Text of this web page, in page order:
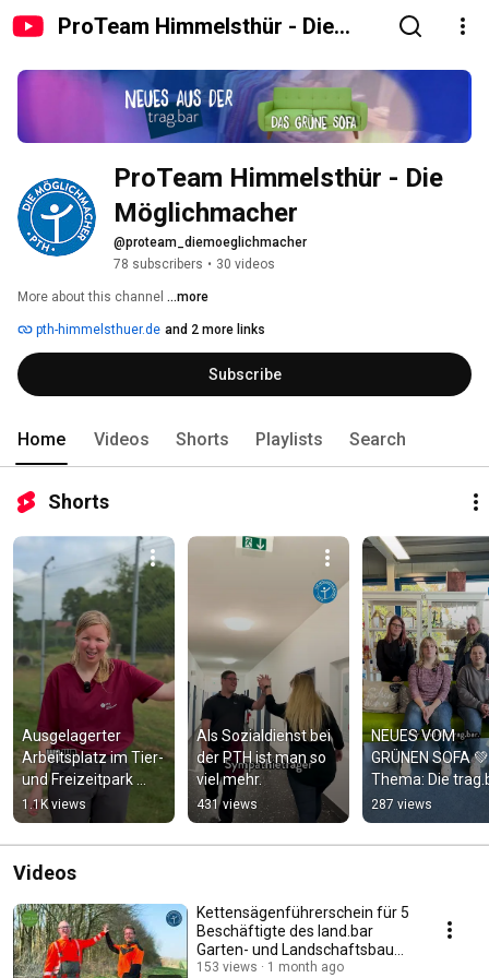
ProTeam Himmelsthür - Die
ProTeam Himmelsthür - Die
Möglichmacher
@proteam_diemoeglichmacher
78 subscribers • 30 videos
More about this channel ...more
pth-himmelsthuer.de and 2 more links
Subscribe
Home Videos Shorts Playlists Search
Shorts
Ausgelagerter
Arbeitsplatz im Tier-
und Freizeitpark
Ostrittrum
1.1K views
Als Sozialdienst bei
der PTH ist man so
viel mehr.
431 views
NEUES VOM
GRÜNEN SOFA 💚
Thema: Die
stellt sich vor.
287 views
Videos
Kettensägenführerschein für 5
Beschäftigte des land.bar
Garten- und Landschaftsbau
des proTeam
153 views 1 month ago